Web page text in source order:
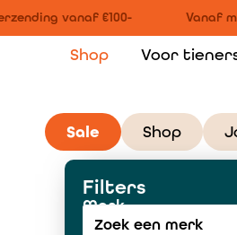
vanaf €100- Vanaf
Shop Voor
Sale Shop
Filters
Merk
Zoek een merk